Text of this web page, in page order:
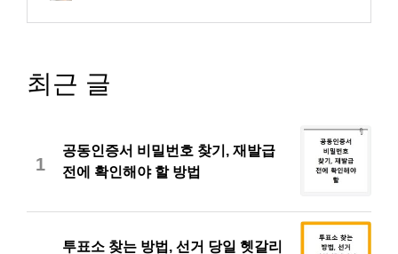
최근 글
1
공동인증서 비밀번호 찾기, 재발급
전에 확인해야 할 방법
투표소 찾는 방법, 선거 당일 헷갈리